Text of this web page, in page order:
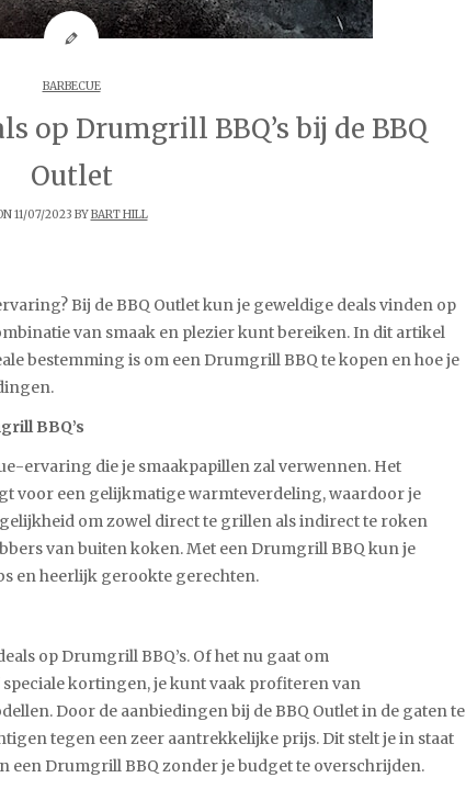
BARBECUE
op Drumgrill BBQ’s bij de BBQ
Outlet
11/07/2023 BYBART HILL
Bij de BBQ Outlet kun je geweldige deals vinden op
van smaak en plezier kunt bereiken. In dit artikel
bestemming is om een Drumgrill BBQ te kopen en hoe je
BBQ’s
ervaring die je smaakpapillen zal verwennen. Het
voor een gelijkmatige warmteverdeling, waardoor je
om zowel direct te grillen als indirect te roken
van buiten koken. Met een Drumgrill BBQ kun je
en heerlijk gerookte gerechten.
op Drumgrill BBQ’s. Of het nu gaat om
kortingen, je kunt vaak profiteren van
Door de aanbiedingen bij de BBQ Outlet in de gaten te
tegen een zeer aantrekkelijke prijs. Dit stelt je in staat
een Drumgrill BBQ zonder je budget te overschrijden.